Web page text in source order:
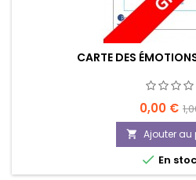
CARTE DES
Prix
0,00 €
 Ajouter au
 En